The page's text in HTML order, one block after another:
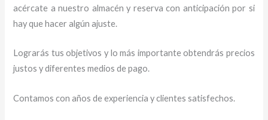
acércate a nuestro almacén y reserva con anticipación por si
hay que hacer algún ajuste.
Lograrás tus objetivos y lo más importante obtendrás precios
justos y diferentes medios de pago.
Contamos con años de experiencia y clientes satisfechos.